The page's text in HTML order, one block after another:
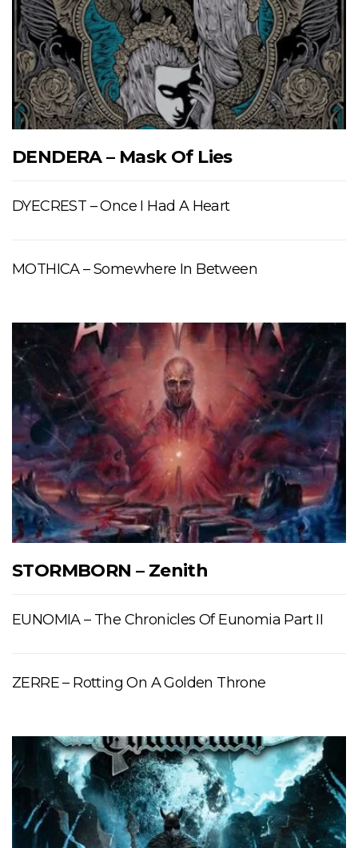
DENDERA – Mask Of Lies
DYECREST – Once I Had A Heart
MOTHICA – Somewhere In Between
STORMBORN – Zenith
EUNOMIA – The Chronicles Of Eunomia Part II
ZERRE – Rotting On A Golden Throne